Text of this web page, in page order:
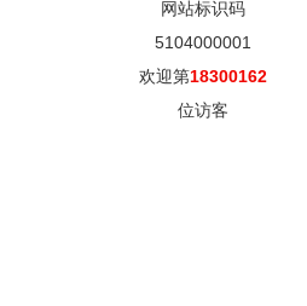
网站标识码
5104000001
欢迎第18300162
位访客